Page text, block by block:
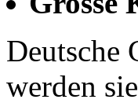
Deutsche
werden